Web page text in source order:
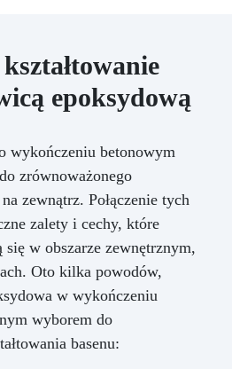
epoksydową
wykończeniu betonowym
zrównoważonego
zewnątrz. Połączenie tych
zalety i cechy, które
się w obszarze zewnętrznym,
Oto kilka powodów,
w wykończeniu
wyborem do
basenu: